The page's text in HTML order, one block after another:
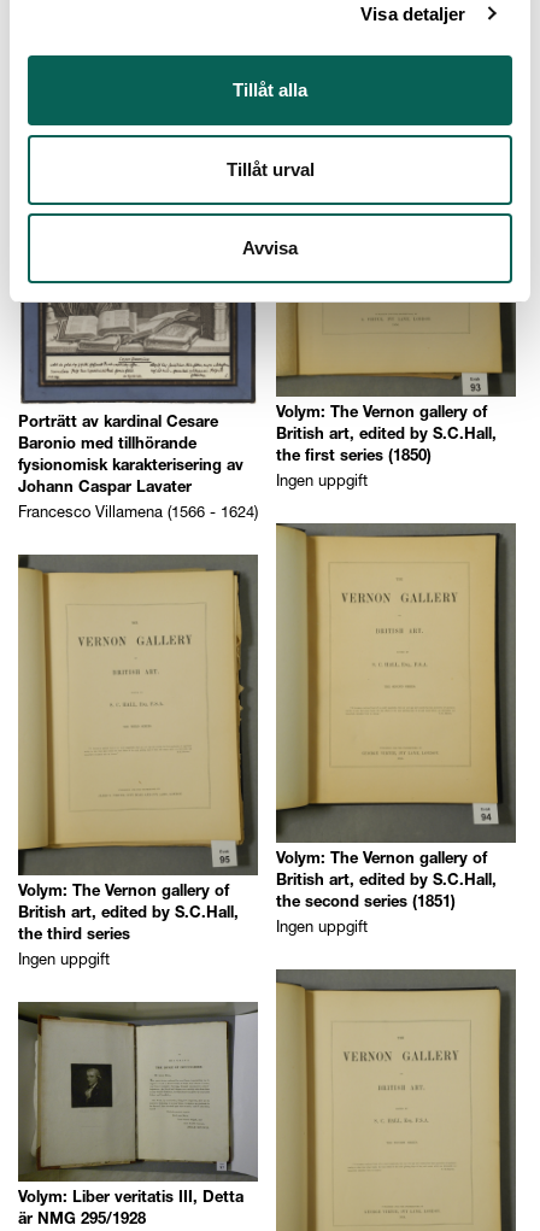
Visa detaljer
Tillåt alla
Tillåt urval
Avvisa
Jean-Baptiste Greuze (1725 -
Porträtt av kardinal Cesare
Baronio med tillhörande
fysionomisk karakterisering av
Johann Caspar Lavater
Francesco Villamena (1566 - 1624)
Volym: The Vernon gallery of
British art, edited by S.C.Hall,
the first series (1850)
Ingen uppgift
Volym: The Vernon gallery of
British art, edited by S.C.Hall,
the second series (1851)
Ingen uppgift
Volym: The Vernon gallery of
British art, edited by S.C.Hall,
the third series
Ingen uppgift
Volym: Liber veritatis III, Detta
är NMG 295/1928